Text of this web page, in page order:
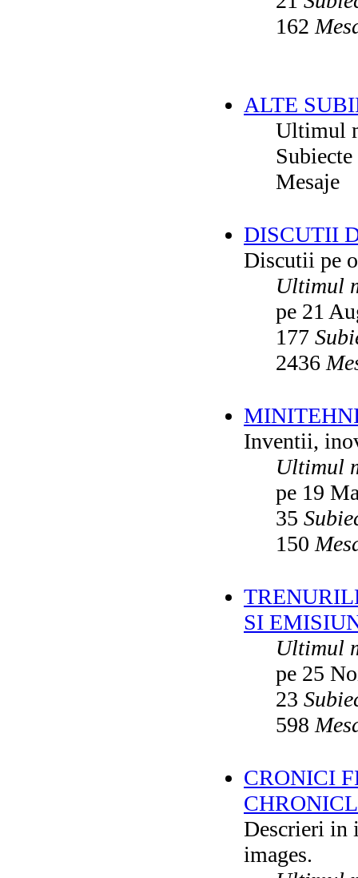
162
ALTE
Ultimul
Subiecte
Mesaje
DISCUTII
Discutii pe
Ultimul
pe 21
177
2436
Inventii,
Ultimul
pe 19
35
150
SI
Ultimul
pe 25
23
598
CRONICI
Descrieri in
images.